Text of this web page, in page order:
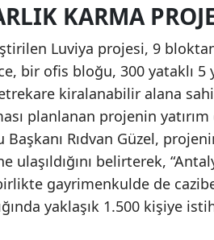
KARMA
Luviya projesi, 9
bir ofis bloğu, 300 yataklı 5
kiralanabilir alana
planlanan projenin
Rıdvan Güzel,
ulaşıldığını belirterek,
gayrimenkulde de
yaklaşık 1.500 kişiye